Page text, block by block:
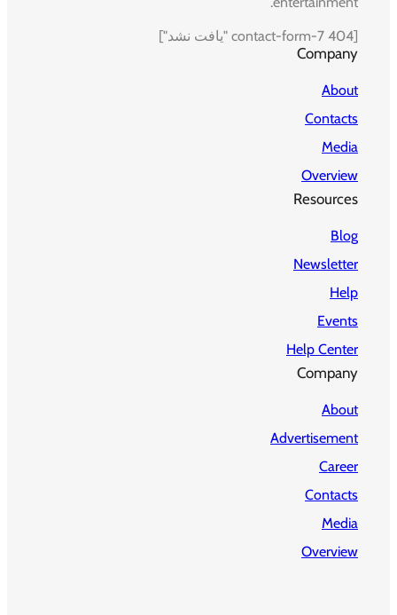
[contact-form-7 404 "یافت نشد"]
Company
About
Contacts
Media
Overview
Resources
Blog
Newsletter
Help
Events
Help Center
Company
About
Advertisement
Career
Contacts
Media
Overview